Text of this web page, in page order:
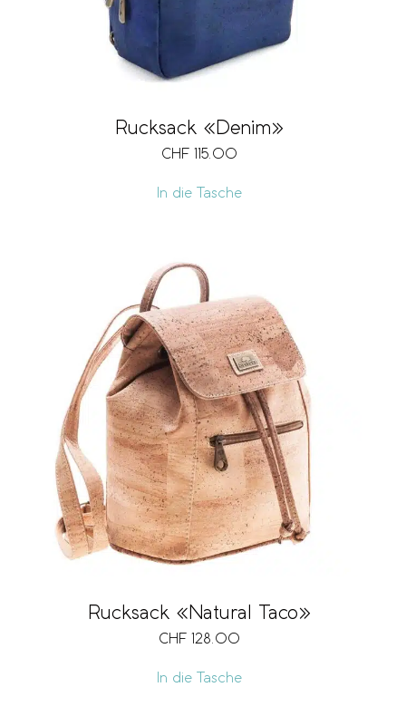
Rucksack «Denim»
CHF 115.00
In die Tasche
Rucksack «Natural Taco»
CHF 128.00
In die Tasche